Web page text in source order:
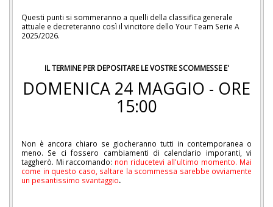
Questi punti si sommeranno a quelli della classifica generale
attuale e decreteranno così il vincitore dello Your Team Serie A
2025/2026.
IL TERMINE PER DEPOSITARE LE VOSTRE SCOMMESSE E'
DOMENICA 24 MAGGIO - ORE
15:00
Non è ancora chiaro se giocheranno tutti in contemporanea o
meno. Se ci fossero cambiamenti di calendario imporanti, vi
taggherò. Mi raccomando: non riducetevi all'ultimo momento. Mai
come in questo caso, saltare la scommessa sarebbe ovviamente
un pesantissimo svantaggio.